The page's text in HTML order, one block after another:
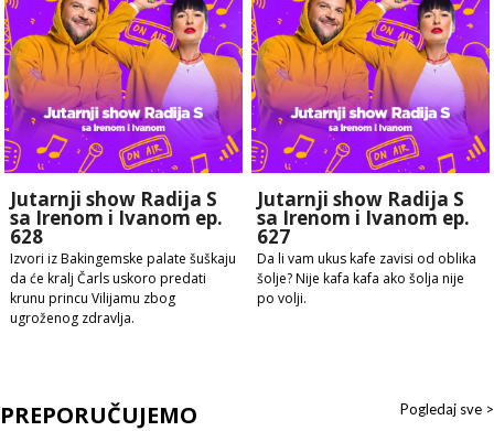
Jutarnji show Radija S
sa Irenom i Ivanom ep.
628
Izvori iz Bakingemske palate šuškaju
da će kralj Čarls uskoro predati
krunu princu Vilijamu zbog
ugroženog zdravlja.
Jutarnji show Radija S
sa Irenom i Ivanom ep.
627
Da li vam ukus kafe zavisi od oblika
šolje? Nije kafa kafa ako šolja nije
po volji.
PREPORUČUJEMO Pogledaj sve >